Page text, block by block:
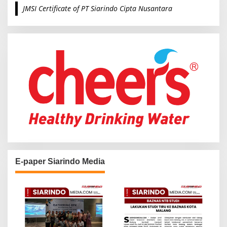
o
JMSI Certificate of PT Siarindo Cipta Nusantara
E-paper Siarindo Media